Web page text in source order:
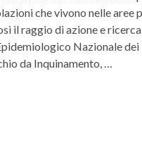
che vivono nelle aree
il raggio di azione e
Nazionale
da Inquinamento, …